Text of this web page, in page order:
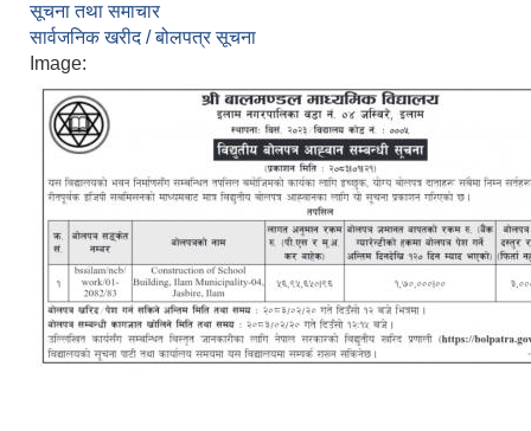
सूचना तथा समाचार
सार्वजनिक खरीद / बोलपत्र सूचना
Image: